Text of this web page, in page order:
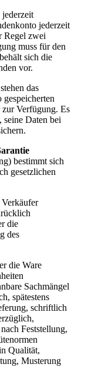
jederzeit
Regel zwei
muss für den
sich die
vor.
das
Verfügung. Es
Daten bei
bestimmt sich
gesetzlichen
Verkäufer
die
des
die Ware
Sachmängel
spätestens
schriftlich
Feststellung,
Qualität,
Musterung